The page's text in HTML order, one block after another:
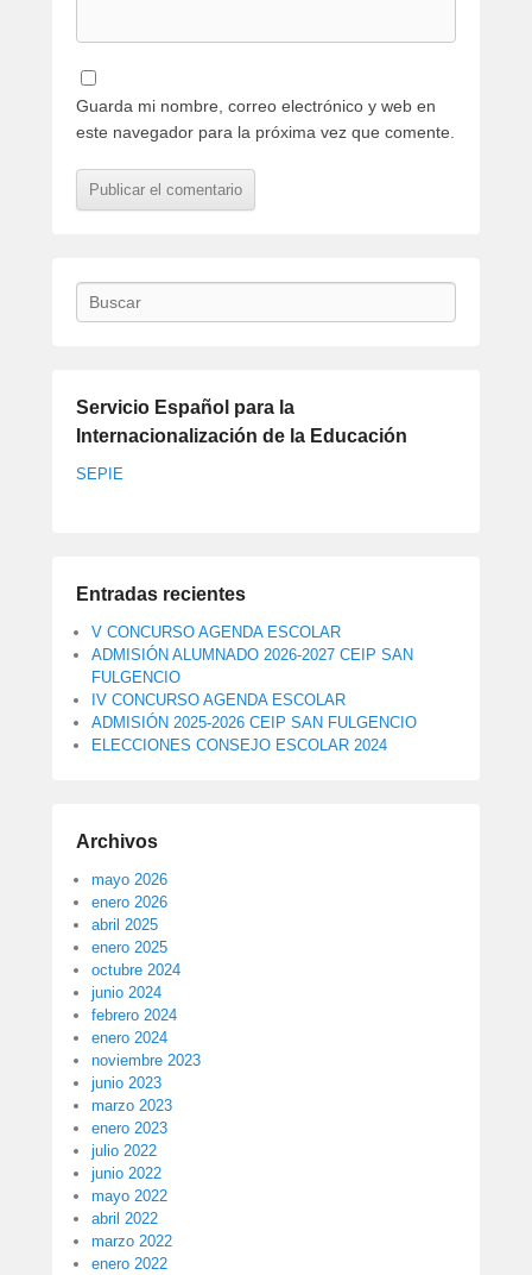
Guarda mi nombre, correo electrónico y web en
este navegador para la próxima vez que comente.
Buscar
Servicio Español para la
Internacionalización de la Educación
SEPIE
Entradas recientes
V CONCURSO AGENDA ESCOLAR
ADMISIÓN ALUMNADO 2026-2027 CEIP SAN
FULGENCIO
IV CONCURSO AGENDA ESCOLAR
ADMISIÓN 2025-2026 CEIP SAN FULGENCIO
ELECCIONES CONSEJO ESCOLAR 2024
Archivos
mayo 2026
enero 2026
abril 2025
enero 2025
octubre 2024
junio 2024
febrero 2024
enero 2024
noviembre 2023
junio 2023
marzo 2023
enero 2023
julio 2022
junio 2022
mayo 2022
abril 2022
marzo 2022
enero 2022